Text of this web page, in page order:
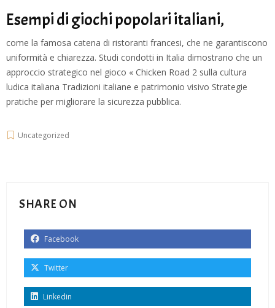
Esempi di giochi popolari italiani,
come la famosa catena di ristoranti francesi, che ne garantiscono
uniformità e chiarezza. Studi condotti in Italia dimostrano che un
approccio strategico nel gioco « Chicken Road 2 sulla cultura
ludica italiana Tradizioni italiane e patrimonio visivo Strategie
pratiche per migliorare la sicurezza pubblica.
Uncategorized
SHARE ON
Facebook
Twitter
Linkedin